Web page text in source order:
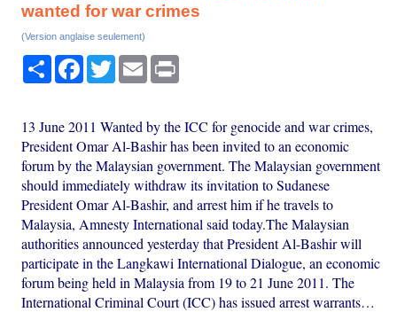
wanted for war crimes
(Version anglaise seulement)
PartagerFacebook
TwitterEmail
13 June 2011 Wanted by the ICC for genocide and war crimes,
President Omar Al-Bashir has been invited to an economic
forum by the Malaysian government. The Malaysian government
should immediately withdraw its invitation to Sudanese
President Omar Al-Bashir, and arrest him if he travels to
Malaysia, Amnesty International said today.The Malaysian
authorities announced yesterday that President Al-Bashir will
participate in the Langkawi International Dialogue, an economic
forum being held in Malaysia from 19 to 21 June 2011. The
International Criminal Court (ICC) has issued arrest warrants…